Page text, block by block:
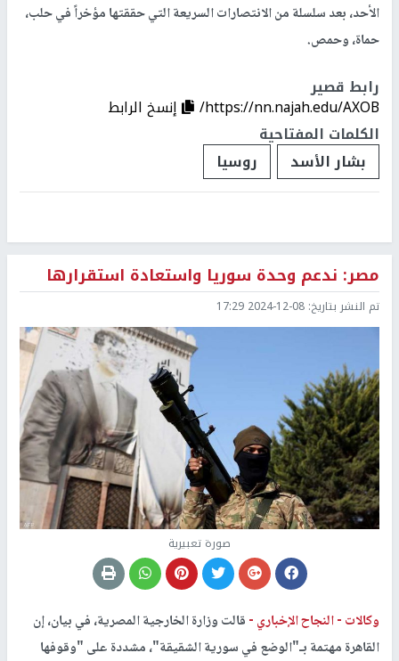
الأحد، بعد سلسلة من الانتصارات السريعة التي حققتها مؤخراً في حلب،
حماة، وحمص.
رابط قصير
https://nn.najah.edu/AXOB/
إنسخ الرابط
الكلمات المفتاحية
بشار الأسد
روسيا
مصر: ندعم وحدة سوريا واستعادة استقرارها
تم النشر بتاريخ: 2024-12-08 17:29
صورة تعبيرية
وكالات -النجاح الإخباري -قالت وزارة الخارجية المصرية، في بيان، إن
القاهرة مهتمة بـ"الوضع في سورية الشقيقة"، مشددة على "وقوفها